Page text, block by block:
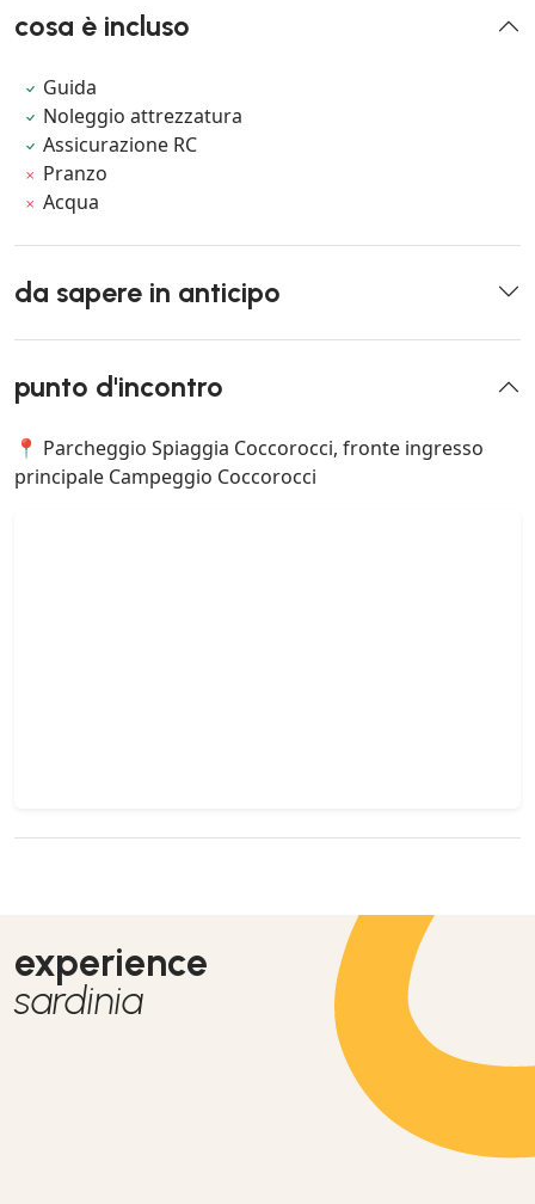
cosa è incluso
Guida
Noleggio attrezzatura
Assicurazione RC
Pranzo
Acqua
da sapere in anticipo
punto d'incontro
📍 Parcheggio Spiaggia Coccorocci, fronte ingresso
principale Campeggio Coccorocci
experience
sardinia